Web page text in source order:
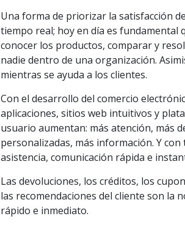
Una forma de priorizar la satisfacción
tiempo real; hoy en día es fundamental
conocer los productos, comparar y
nadie dentro de una organización.
mientras se ayuda a los clientes.
Con el desarrollo del comercio
aplicaciones, sitios web intuitivos y
usuario aumentan: más atención, más
personalizadas, más información. Y
asistencia, comunicación rápida e
Las devoluciones, los créditos, los
las recomendaciones del cliente son la
rápido e inmediato.